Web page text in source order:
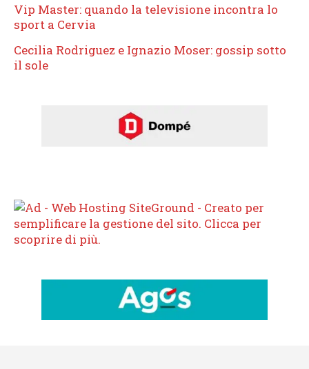
Vip Master: quando la televisione incontra lo
sport a Cervia
Cecilia Rodriguez e Ignazio Moser: gossip sotto
il sole